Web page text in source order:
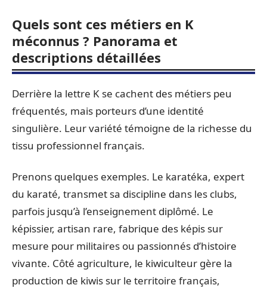
Quels sont ces métiers en K
méconnus ? Panorama et
descriptions détaillées
Derrière la lettre K se cachent des métiers peu
fréquentés, mais porteurs d’une identité
singulière. Leur variété témoigne de la richesse du
tissu professionnel français.
Prenons quelques exemples. Le karatéka, expert
du karaté, transmet sa discipline dans les clubs,
parfois jusqu’à l’enseignement diplômé. Le
képissier, artisan rare, fabrique des képis sur
mesure pour militaires ou passionnés d’histoire
vivante. Côté agriculture, le kiwiculteur gère la
production de kiwis sur le territoire français,